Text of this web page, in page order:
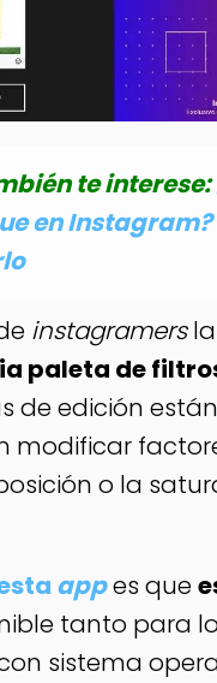
te interese:
en
instagramersla
paleta de
de edición
modificar
o la
appes que
tanto para
sistema